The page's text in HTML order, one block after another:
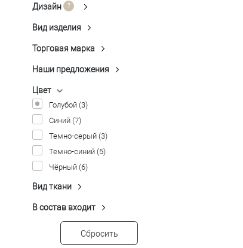
Приталенный
ДизайнКлетка контрастная
Клетка неконтрастная
Пестроткань(4)
Показать ещё 1
Вид изделия
Жилет(24)
Торговая марка
Claudio Verdi (1)
Peplos(23)
Наши предложения
Распродажа(18)
Цвет
Голубой (3)
Синий (7)
Темно-серый (3)
Темно-синий (5)
Чёрный (6)
Вид ткани
Трикотажный
В состав входит
Вискоза(24)
Лен
Полиэстер(24)
Сбросить